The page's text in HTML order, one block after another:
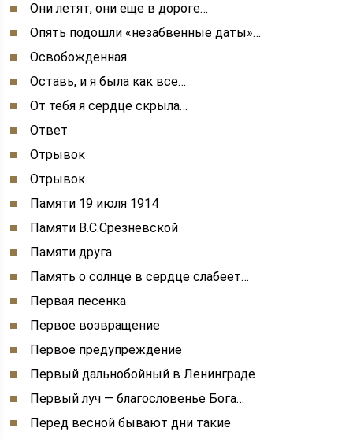
Они летят, они еще в дороге…
Опять подошли «незабвенные даты»…
Освобожденная
Оставь, и я была как все…
От тебя я сердце скрыла…
Ответ
Отрывок
Отрывок
Памяти 19 июля 1914
Памяти В.С.Срезневской
Памяти друга
Память о солнце в сердце слабеет…
Первая песенка
Первое возвращение
Первое предупреждение
Первый дальнобойный в Ленинграде
Первый луч — благословенье Бога…
Перед весной бывают дни такие